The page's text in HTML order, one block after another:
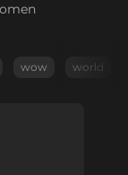
wow world